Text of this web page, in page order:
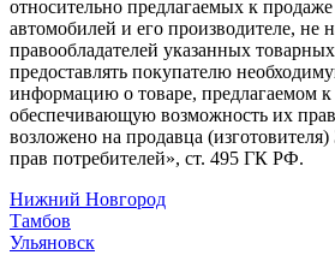
относительно предлагаемых к
автомобилей и его производителе, не
правообладателей указанных
предоставлять покупателю
информацию о товаре, предлагаемом
обеспечивающую возможность их
возложено на продавца
прав потребителей», ст. 495 ГК РФ.
Нижний Новгород
Тамбов
Ульяновск